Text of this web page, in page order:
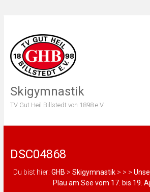
Skigymnastik
TV Gut Heil Billstedt von 1898 e.V.
DSC04868
Du bist hier: GHB >Skigymnastik > > >
Plau am See vom 17. bis 19.